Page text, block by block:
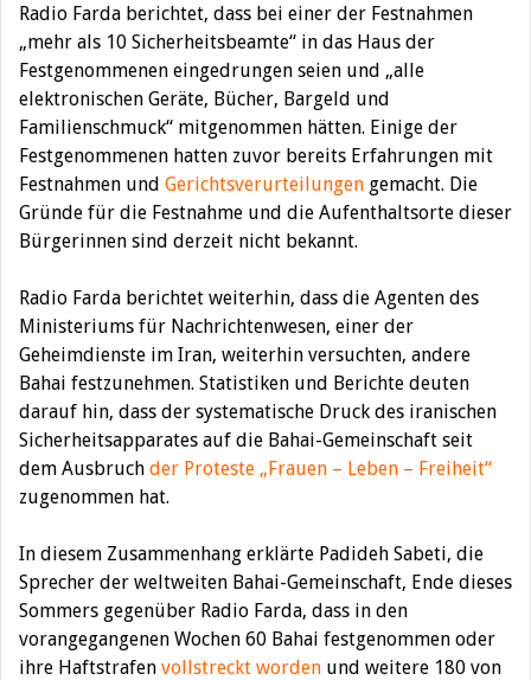
Radio Farda berichtet, dass bei einer der Festnahmen
„mehr als 10 Sicherheitsbeamte“ in das Haus der
Festgenommenen eingedrungen seien und „alle
elektronischen Geräte, Bücher, Bargeld und
Familienschmuck“ mitgenommen hätten. Einige der
Festgenommenen hatten zuvor bereits Erfahrungen mit
Festnahmen und Gerichtsverurteilungen gemacht. Die
Gründe für die Festnahme und die Aufenthaltsorte dieser
Bürgerinnen sind derzeit nicht bekannt.
Radio Farda berichtet weiterhin, dass die Agenten des
Ministeriums für Nachrichtenwesen, einer der
Geheimdienste im Iran, weiterhin versuchten, andere
Bahai festzunehmen. Statistiken und Berichte deuten
darauf hin, dass der systematische Druck des iranischen
Sicherheitsapparates auf die Bahai-Gemeinschaft seit
dem Ausbruch der Proteste „Frauen – Leben – Freiheit“
zugenommen hat.
In diesem Zusammenhang erklärte Padideh Sabeti, die
Sprecher der weltweiten Bahai-Gemeinschaft, Ende dieses
Sommers gegenüber Radio Farda, dass in den
vorangegangenen Wochen 60 Bahai festgenommen oder
ihre Haftstrafen vollstreckt worden und weitere 180 von